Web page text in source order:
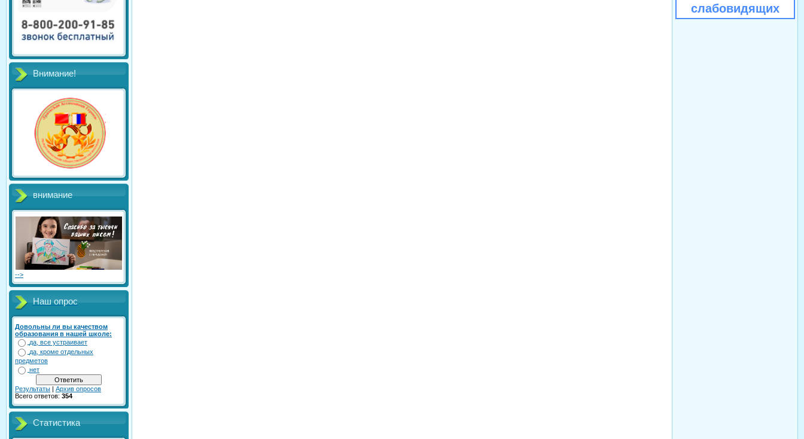
Внимание!
внимание
-->
Наш опрос
Довольны ли вы качеством
образования в нашей школе:
да, все устраивает
да, кроме отдельных
предметов
нет
Результаты | Архив опросов
Всего ответов: 354
Статистика
слабовидящих